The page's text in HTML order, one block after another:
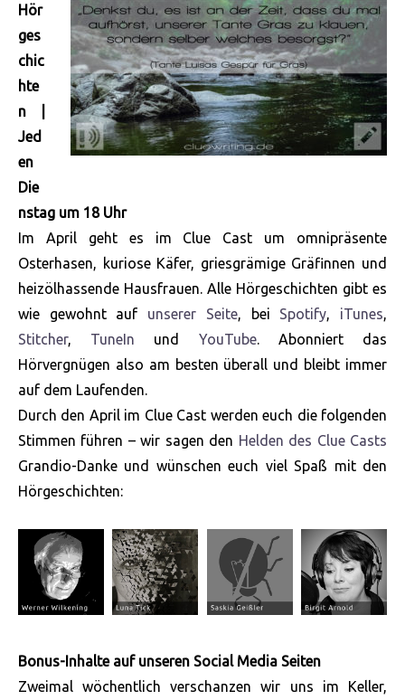
Hör
ges
chic
hte
n |
Jed
en
Die
nstag um 18 Uhr
Im April geht es im Clue Cast um omnipräsente
Osterhasen, kuriose Käfer, griesgrämige Gräfinnen und
heizölhassende Hausfrauen. Alle Hörgeschichten gibt es
wie gewohnt auf unserer Seite, bei Spotify, iTunes,
Stitcher, TuneIn und YouTube. Abonniert das
Hörvergnügen also am besten überall und bleibt immer
auf dem Laufenden.
Durch den April im Clue Cast werden euch die folgenden
Stimmen führen – wir sagen den Helden des Clue Casts
Grandio-Danke und wünschen euch viel Spaß mit den
Hörgeschichten:
Bonus-Inhalte auf unseren Social Media Seiten
Zweimal wöchentlich verschanzen wir uns im Keller,